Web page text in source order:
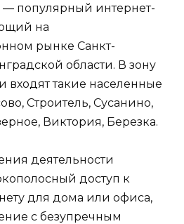
— популярный интернет-
на
рынке Санкт-
области. В зону
входят такие населенные
Строитель, Сусанино,
Виктория, Березка.
деятельности
доступ к
для дома или офиса,
с безупречным